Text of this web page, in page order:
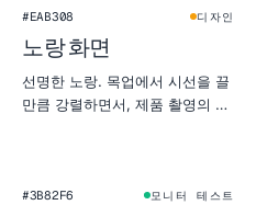
#EAB308 디자인
노랑 화면
선명한 노랑. 목업에서 시선을 끌
만큼 강렬하면서, 제품 촬영의 자
#3B82F6 모니터 테스트